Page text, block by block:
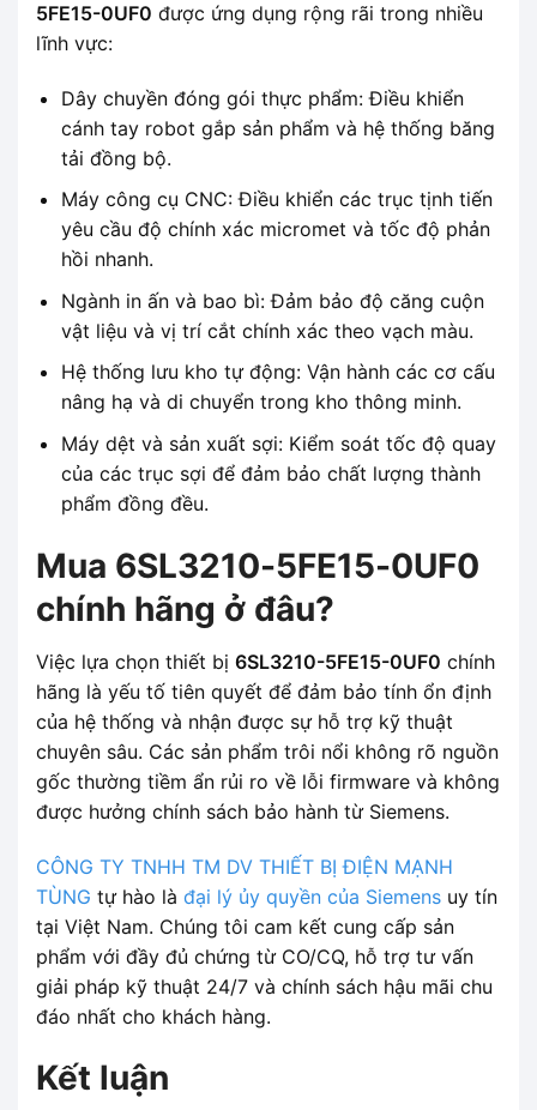
5FE15-0UF0 được ứng dụng rộng rãi trong nhiều
lĩnh vực:
Dây chuyền đóng gói thực phẩm: Điều khiển
cánh tay robot gắp sản phẩm và hệ thống băng
tải đồng bộ.
Máy công cụ CNC: Điều khiển các trục tịnh tiến
yêu cầu độ chính xác micromet và tốc độ phản
hồi nhanh.
Ngành in ấn và bao bì: Đảm bảo độ căng cuộn
vật liệu và vị trí cắt chính xác theo vạch màu.
Hệ thống lưu kho tự động: Vận hành các cơ cấu
nâng hạ và di chuyển trong kho thông minh.
Máy dệt và sản xuất sợi: Kiểm soát tốc độ quay
của các trục sợi để đảm bảo chất lượng thành
phẩm đồng đều.
Mua 6SL3210-5FE15-0UF0
chính hãng ở đâu?
Việc lựa chọn thiết bị 6SL3210-5FE15-0UF0 chính
hãng là yếu tố tiên quyết để đảm bảo tính ổn định
của hệ thống và nhận được sự hỗ trợ kỹ thuật
chuyên sâu. Các sản phẩm trôi nổi không rõ nguồn
gốc thường tiềm ẩn rủi ro về lỗi firmware và không
được hưởng chính sách bảo hành từ Siemens.
CÔNG TY TNHH TM DV THIẾT BỊ ĐIỆN MẠNH
TÙNG tự hào là đại lý ủy quyền của Siemens uy tín
tại Việt Nam. Chúng tôi cam kết cung cấp sản
phẩm với đầy đủ chứng từ CO/CQ, hỗ trợ tư vấn
giải pháp kỹ thuật 24/7 và chính sách hậu mãi chu
đáo nhất cho khách hàng.
Kết luận